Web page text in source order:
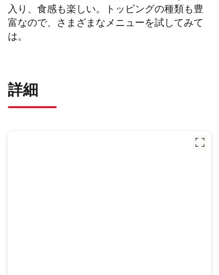
入り、食感も楽しい。トッピングの種類も豊
富なので、さまざまなメニューを試してみて
は。
詳細